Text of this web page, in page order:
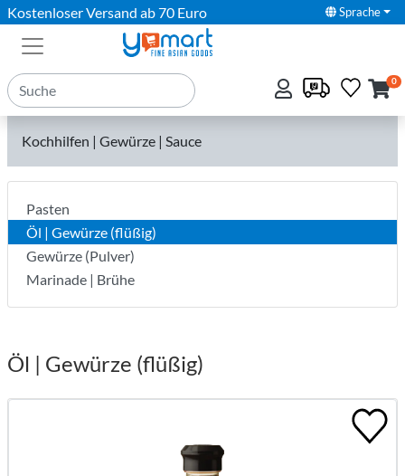
Kostenloser Versand ab 70 Euro Sprache
0
Kochhilfen | Gewürze | Sauce
Pasten
Öl | Gewürze (flüßig)
Gewürze (Pulver)
Marinade | Brühe
Öl | Gewürze (flüßig)